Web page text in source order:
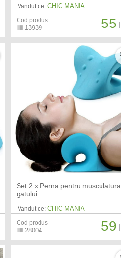
Vandut de: CHIC MANIA
Cod produs
13939 55
Set 2 x Perna pentru musculatura
gatului
Vandut de: CHIC MANIA
Cod produs
28004 59